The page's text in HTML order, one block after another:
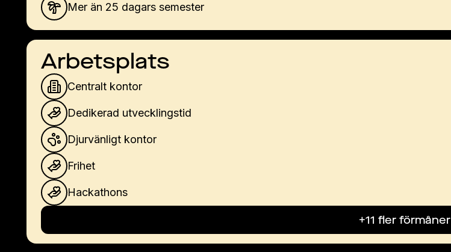
Mer än 25 dagars semester
Arbetsplats
Centralt kontor
Dedikerad utvecklingstid
Djurvänligt kontor
Frihet
Hackathons
+11 fler förmåner